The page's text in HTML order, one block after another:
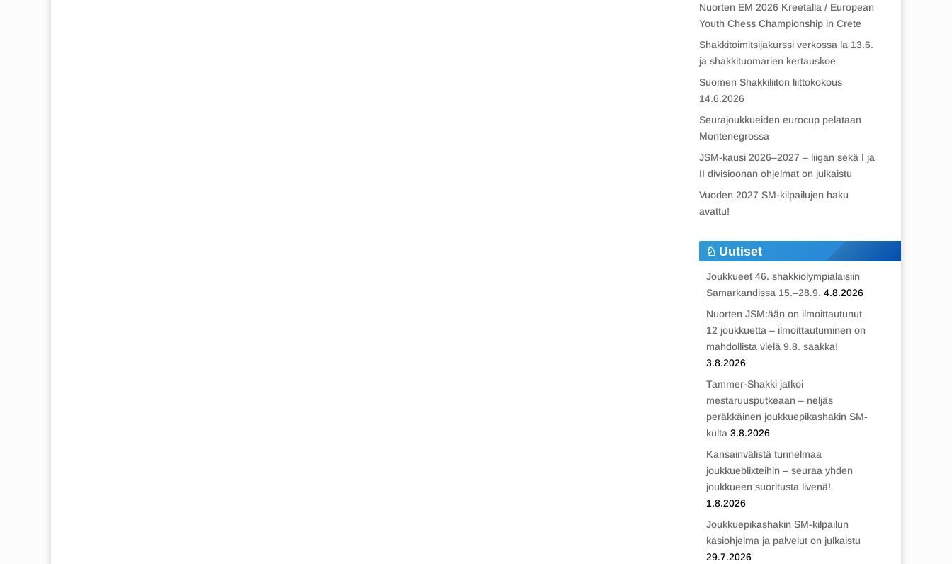
Nuorten EM 2026 Kreetalla / European
Youth Chess Championship in Crete
Shakkitoimitsijakurssi verkossa la 13.6.
ja shakkituomarien kertauskoe
Suomen Shakkiliiton liittokokous
14.6.2026
Seurajoukkueiden eurocup pelataan
Montenegrossa
JSM-kausi 2026–2027 – liigan sekä I ja
II divisioonan ohjelmat on julkaistu
Vuoden 2027 SM-kilpailujen haku
avattu!
Uutiset
Joukkueet 46. shakkiolympialaisiin
Samarkandissa 15.–28.9. 4.8.2026
Nuorten JSM:ään on ilmoittautunut
12 joukkuetta – ilmoittautuminen on
mahdollista vielä 9.8. saakka!
3.8.2026
Tammer-Shakki jatkoi
mestaruusputkeaan – neljäs
peräkkäinen joukkuepikashakin SM-
kulta 3.8.2026
Kansainvälistä tunnelmaa
joukkueblixteihin – seuraa yhden
joukkueen suoritusta livenä!
1.8.2026
Joukkuepikashakin SM-kilpailun
käsiohjelma ja palvelut on julkaistu
29.7.2026